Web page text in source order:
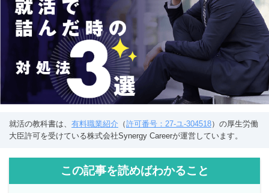
就活の教科書は、 有料職業紹介 （許可番号：27-ユ-304518）の厚生労働
大臣許可を受けている株式会社Synergy Careerが運営しています。
この記事を読めばわかること